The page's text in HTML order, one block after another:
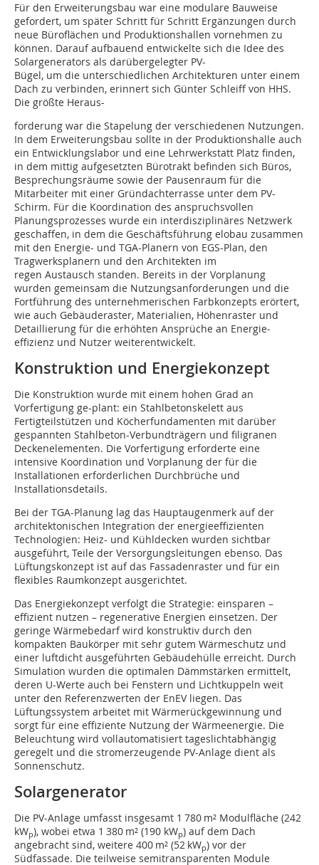
Für den Erweiterungsbau war eine modulare Bauweise
gefordert, um später Schritt für Schritt Ergänzungen durch
neue Büroflächen und Produktionshallen vornehmen zu
können. Darauf aufbauend entwickelte sich die Idee des
Solargenerators als darübergelegter PV-
Bügel, um die unterschiedlichen Architekturen unter einem
Dach zu verbinden, erinnert sich Günter Schleiff von HHS.
Die größte Heraus-
forderung war die Stapelung der verschiedenen Nutzungen.
In dem Erweiterungsbau sollte in der Produktionshalle auch
ein Entwicklungslabor und eine Lehrwerkstatt Platz finden,
in dem mittig auf­gesetzten Bürotrakt befinden sich Büros,
Besprechungsräume sowie der Pausenraum für die
Mitarbeiter mit einer Gründachterrasse unter dem PV-
Schirm. Für die Koordination des anspruchsvollen
Planungsprozesses wurde ein interdisziplinäres Netzwerk
geschaffen, in dem die Geschäftsführung elobau zusammen
mit den Energie- und TGA-Planern von EGS-Plan, den
Tragwerksplanern und den Architekten im
regen Austausch standen. Bereits in der Vorplanung
wurden gemeinsam die Nutzungsanforderungen und die
Fortführung des unterneh­merischen Farbkonzepts erörtert,
wie auch Gebäuderaster, Mate­rialien, Höhenraster und
Detaillierung für die erhöhten Ansprüche an Energie­­
effizienz und Nutzer weiterentwickelt.
Konstruktion und Energiekonzept
Die Konstruktion wurde mit einem hohen Grad an
Vorfertigung ge-plant: ein Stahlbetonskelett aus
Fertigteilstützen und Köcherfundamenten mit darüber
gespannten Stahlbeton-Verbundträgern und filigranen
Deckenelementen. Die Vorfertigung erforderte eine
intensive Koordination und Vorplanung der für die
Installationen erforderlichen Durchbrüche und
Installationsdetails.
Bei der TGA-Planung lag das Hauptaugenmerk auf der
architektonischen Integration der energieeffizienten
Technologien: Heiz- und Kühldecken wurden sichtbar
ausgeführt, Teile der Versorgungsleitungen ebenso. Das
Lüftungskonzept ist auf das Fassadenraster und für ein
flexibles Raumkonzept ausgerichtet.
Das Energiekonzept verfolgt die Strategie: einsparen –
effizient nutzen – regenerative Energien einsetzen. Der
geringe Wärmebedarf wird konstruktiv durch den
kompakten Baukörper mit sehr gutem Wärmeschutz und
einer luftdicht ausgeführten Gebäudehülle erreicht. Durch
Simulation wurden die optimalen Dämmstärken ermittelt,
deren U-Werte auch bei Fenstern und Lichtkuppeln weit
unter den Referenzwerten der EnEV liegen. Das
Lüftungssystem arbeitet mit Wärmerückgewinnung und
sorgt für eine effiziente Nutzung der Wärmeenergie. Die
Beleuchtung wird vollautomatisiert tageslichtabhängig
geregelt und die stromerzeugende PV-Anlage dient als
Sonnenschutz.
Solargenerator
Die PV-Anlage umfasst insgesamt 1 780 m² Modulfläche (242
kWp), wobei etwa 1 380 m² (190 kWp) auf dem Dach
angebracht sind, weitere 400 m² (52 kWp) vor der
Südfassade. Die teilweise semitransparenten Module